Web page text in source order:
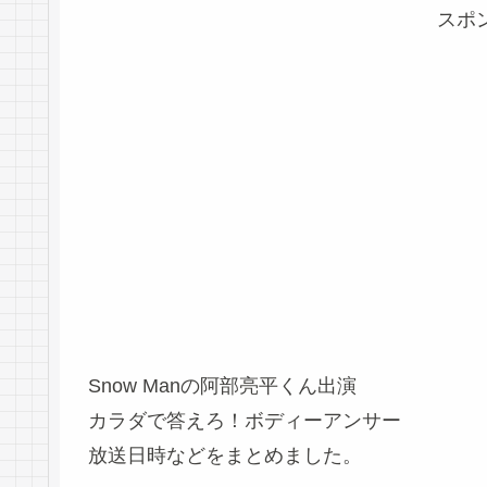
スポ
Snow Manの阿部亮平くん出演
カラダで答えろ！ボディーアンサー
放送日時などをまとめました。